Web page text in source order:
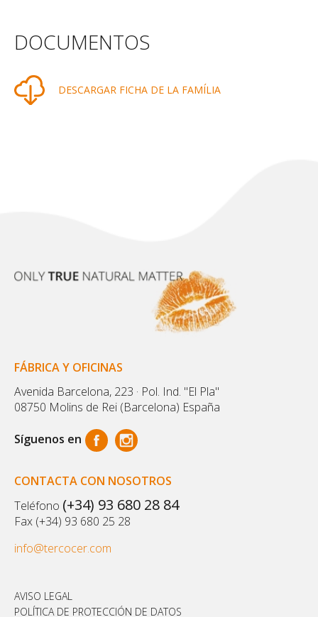
DOCUMENTOS
DESCARGAR FICHA DE LA FAMÍLIA
FÁBRICA Y OFICINAS
Avenida Barcelona, 223 · Pol. Ind. "El Pla"
08750 Molins de Rei (Barcelona) España
Síguenos en
CONTACTA CON NOSOTROS
Teléfono (+34) 93 680 28 84
Fax (+34) 93 680 25 28
info@tercocer.com
AVISO LEGAL
POLÍTICA DE PROTECCIÓN DE DATOS